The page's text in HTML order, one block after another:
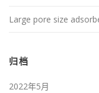
Large pore size
归档
2022年5月